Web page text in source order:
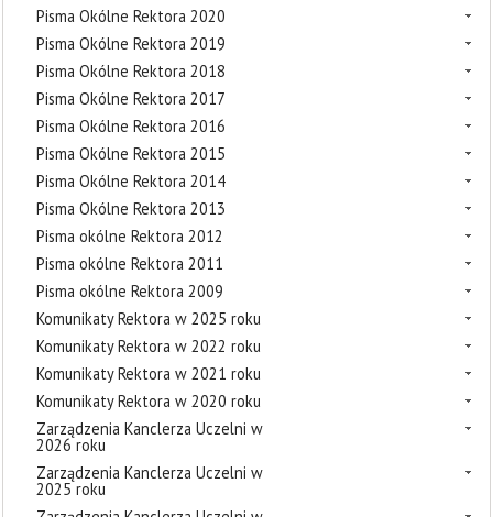
Pisma Okólne Rektora 2020
Pisma Okólne Rektora 2019
Pisma Okólne Rektora 2018
Pisma Okólne Rektora 2017
Pisma Okólne Rektora 2016
Pisma Okólne Rektora 2015
Pisma Okólne Rektora 2014
Pisma Okólne Rektora 2013
Pisma okólne Rektora 2012
Pisma okólne Rektora 2011
Pisma okólne Rektora 2009
Komunikaty Rektora w 2025 roku
Komunikaty Rektora w 2022 roku
Komunikaty Rektora w 2021 roku
Komunikaty Rektora w 2020 roku
Zarządzenia Kanclerza Uczelni w
2026 roku
Zarządzenia Kanclerza Uczelni w
2025 roku